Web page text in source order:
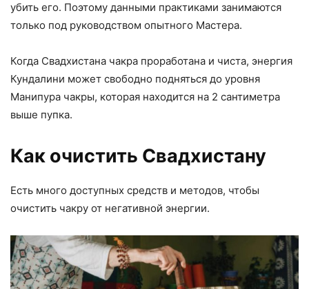
убить его. Поэтому данными практиками занимаются
только под руководством опытного Мастера.
Когда Свадхистана чакра проработана и чиста, энергия
Кундалини может свободно подняться до уровня
Манипура чакры, которая находится на 2 сантиметра
выше пупка.
Как очистить Свадхистану
Есть много доступных средств и методов, чтобы
очистить чакру от негативной энергии.